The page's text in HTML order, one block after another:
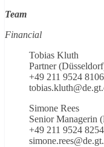
Team
Financial
Tobias Kluth
Partner
+49 211 9524 8106
Simone Rees
Senior Managerin
+49 211 9524 8254